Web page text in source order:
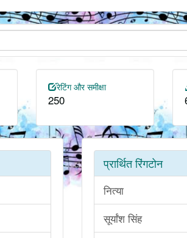
रेटिंग और समीक्षा
250
प्रार्थित रिंगटोन
नित्या
सूर्यांश सिंह